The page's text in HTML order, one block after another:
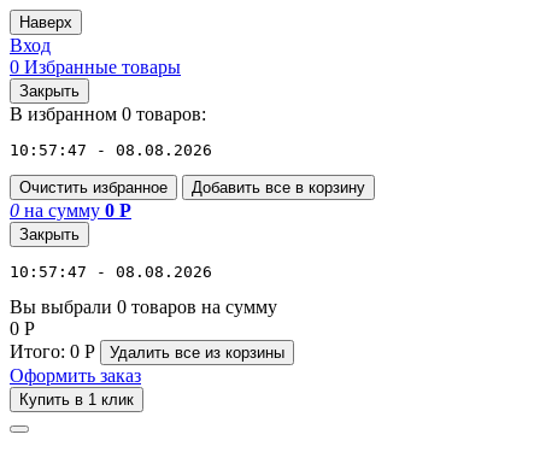
Наверх
Вход
0 Избранные товары
Закрыть
В избранном 0 товаров:
10:57:47 - 08.08.2026
Очистить избранное Добавить все в корзину
0 на сумму 0 Р
Закрыть
10:57:47 - 08.08.2026
Вы выбрали 0 товаров на сумму
0 Р
Итого: 0 Р Удалить все из корзины
Оформить заказ
Купить в 1 клик